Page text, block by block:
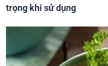
trọng khi sử dụng